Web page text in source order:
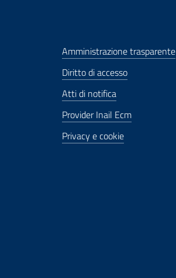
Amministrazione trasparente
Diritto di accesso
Atti di notifica
Provider Inail Ecm
Privacy e cookie